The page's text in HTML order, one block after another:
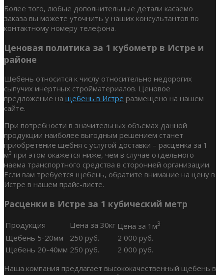
Более того, любые дополнительные детали касаемо
заказа вы можете уточнить у наших консультантов по
контактному номеру телефона.
Ценовая политика за 1 кубометр в Истре и
районе
Щебень относится к числу относительно недорогих
сыпучих инертных стройматериалов. Ценовое
предложение на щебень в Истре размещено на нашем
сайте.
При потребности в значительных объемах данной
продукции наиболее выгодным решением станет
приобретение щебня с услугой доставки – расценка за 1
м³ при этом окажется ниже, чем в случае отдельного
наема транспортного средства в сторонней организации.
Если вам требуется щебень, обратите внимание на цену в
Истре в нашем прайс-листе.
Расценки в Истре за 1 кубический метр
Продукция Цена за 30кг Цена за 1м3
Щебень 5-20мм 250 руб.
2 000 руб.
Щебень 20-40мм 250 руб.
2 000 руб.
Наша компания предлагает высококачественный щебень в